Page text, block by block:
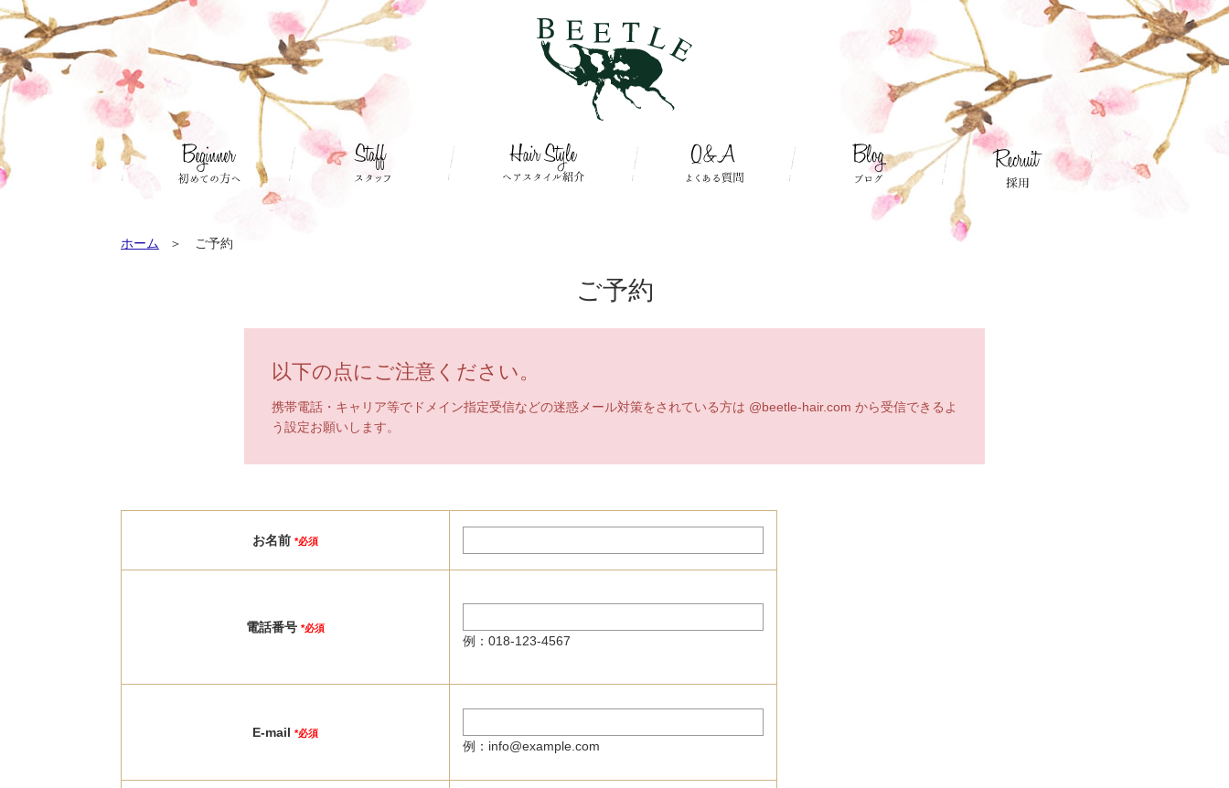
ホーム ご予約
ご予約
以下の点にご注意ください。
携帯電話・キャリア等でドメイン指定受信などの迷惑メール対策をされている方は @beetle-hair.com から受信できるよ
う設定お願いします。
お名前 *必須
電話番号 *必須
例：018-123-4567
E-mail *必須
例：info@example.com